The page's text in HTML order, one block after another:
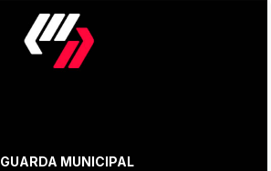
GUARDA MUNICIPAL